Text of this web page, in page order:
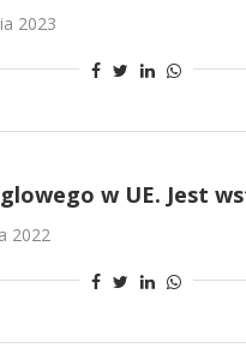
2023
w UE. Jest
2022